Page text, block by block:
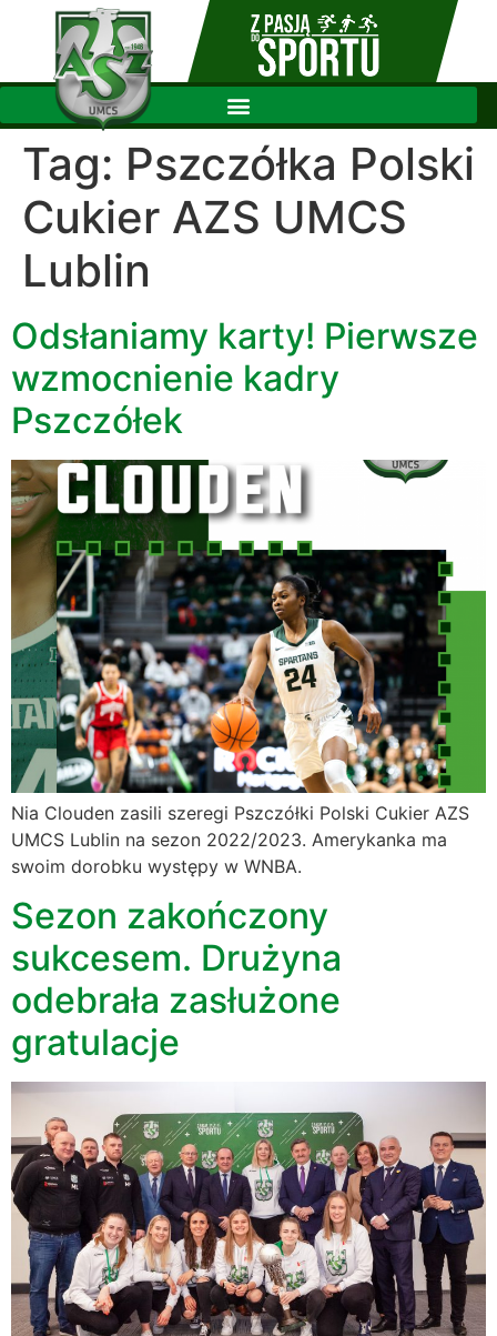
Tag: Pszczółka Polski
Cukier AZS UMCS
Lublin
Odsłaniamy karty! Pierwsze
wzmocnienie kadry
Pszczółek
Nia Clouden zasili szeregi Pszczółki Polski Cukier AZS
UMCS Lublin na sezon 2022/2023. Amerykanka ma
swoim dorobku występy w WNBA.
Sezon zakończony
sukcesem. Drużyna
odebrała zasłużone
gratulacje